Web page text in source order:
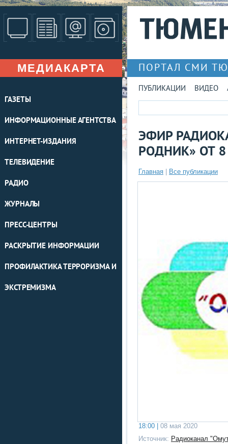
МЕДИАКАРТА
ГАЗЕТЫ
ИНФОРМАЦИОННЫЕ АГЕНТСТВА
ИНТЕРНЕТ-ИЗДАНИЯ
ТЕЛЕВИДЕНИЕ
РАДИО
ЖУРНАЛЫ
ПРЕСС-ЦЕНТРЫ
РАСКРЫТИЕ ИНФОРМАЦИИ
ПРОФИЛАКТИКА ТЕРРОРИЗМА И
ЭКСТРЕМИЗМА
ПОРТАЛ СМИ
ПУБЛИКАЦИИ ВИДЕО
ЭФИР
РОДНИК» ОТ
Главная Все публикации
18:00 |
08 мая 2020
Источник: Радиоканал